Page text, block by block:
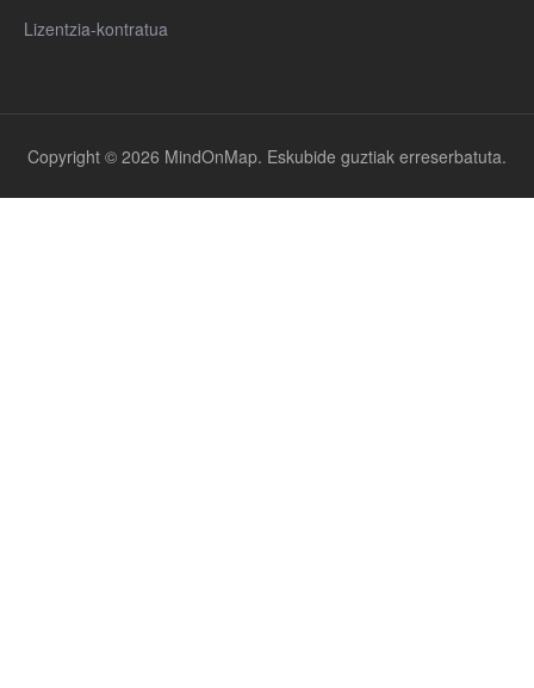
Lizentzia-kontratua
Copyright © 2026 MindOnMap. Eskubide guztiak erreserbatuta.